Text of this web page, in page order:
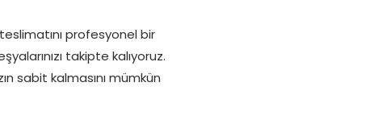
profesyonel bir
takipte kalıyoruz.
sabit kalmasını mümkün